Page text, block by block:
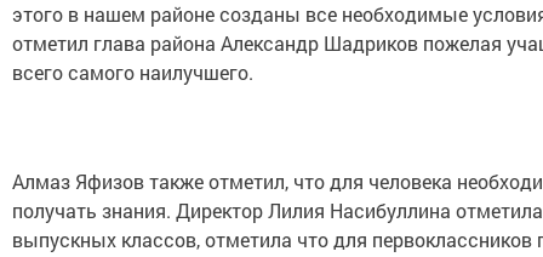
этого в нашем районе созданы все необходимые
отметил глава района Александр Шадриков пожелая
всего самого наилучшего.
Алмаз Яфизов также отметил, что для человека
получать знания. Директор Лилия Насибуллина
выпускных классов, отметила что для первоклассников